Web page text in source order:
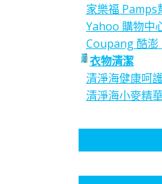
家樂福 Pamps
Yahoo 購物中
Coupang 酷澎
衣物清潔
清淨海健康呵
清淨海小麥精